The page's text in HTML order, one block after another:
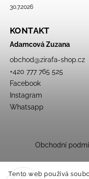
Tento web používá
30.7.2026
KONTAKT
Adamcová Zuzana
obchod@zirafa-shop.cz
+420 777 765 525
Facebook
Instagram
Whatsapp
Obchodní